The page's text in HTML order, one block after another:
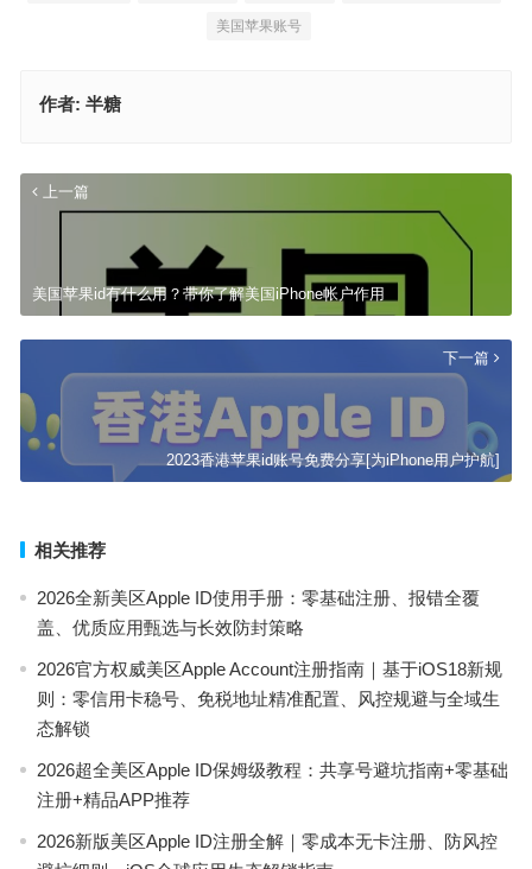
美国苹果账号
作者: 半糖
上一篇
美国苹果id有什么用？带你了解美国iPhone帐户作用
下一篇
2023香港苹果id账号免费分享[为iPhone用户护航]
相关推荐
2026全新美区Apple ID使用手册：零基础注册、报错全覆
盖、优质应用甄选与长效防封策略
2026官方权威美区Apple Account注册指南｜基于iOS18新规
则：零信用卡稳号、免税地址精准配置、风控规避与全域生
态解锁
2026超全美区Apple ID保姆级教程：共享号避坑指南+零基础
注册+精品APP推荐
2026新版美区Apple ID注册全解｜零成本无卡注册、防风控